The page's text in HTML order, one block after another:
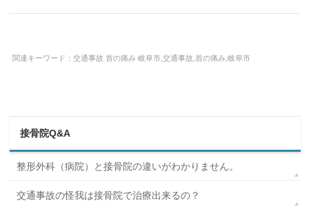
関連キーワード：交通事故 首の痛み 岐阜市,交通事故,首の痛み,岐阜市
接骨院Q&A
整形外科（病院）と接骨院の違いがわかりません。
交通事故の怪我は接骨院で治療出来るの？